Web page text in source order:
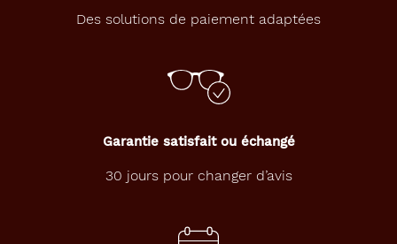
Des solutions de paiement adaptées
Garantie satisfait ou échangé
30 jours pour changer d’avis